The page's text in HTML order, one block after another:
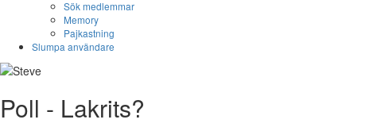
Sök medlemmar
Memory
Pajkastning
Slumpa användare
Poll - Lakrits?